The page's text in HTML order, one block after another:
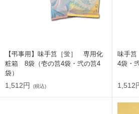
【弔事用】味手筥［蛍］ 専用化
粧箱 8袋（壱の筥4袋・弐の筥4
袋）
1,512円 (税込)
味手
4袋・
1,512